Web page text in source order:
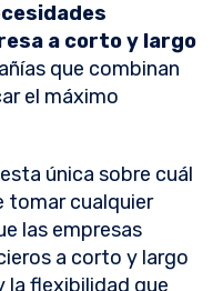
a corto y largo
que combinan
el máximo
única sobre cuál
tomar cualquier
las empresas
a corto y largo
la flexibilidad que